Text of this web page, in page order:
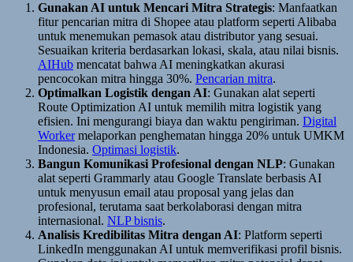
Gunakan AI untuk Mencari Mitra Strategis: Manfaatkan
fitur pencarian mitra di Shopee atau platform seperti Alibaba
untuk menemukan pemasok atau distributor yang sesuai.
Sesuaikan kriteria berdasarkan lokasi, skala, atau nilai bisnis.
AIHub mencatat bahwa AI meningkatkan akurasi
pencocokan mitra hingga 30%. Pencarian mitra.
Optimalkan Logistik dengan AI: Gunakan alat seperti
Route Optimization AI untuk memilih mitra logistik yang
efisien. Ini mengurangi biaya dan waktu pengiriman. Digital
Workermelaporkan penghematan hingga 20% untuk UMKM
Indonesia. Optimasi logistik.
Bangun Komunikasi Profesional dengan NLP: Gunakan
alat seperti Grammarly atau Google Translate berbasis AI
untuk menyusun email atau proposal yang jelas dan
profesional, terutama saat berkolaborasi dengan mitra
internasional. NLP bisnis.
Analisis Kredibilitas Mitra dengan AI: Platform seperti
LinkedIn menggunakan AI untuk memverifikasi profil bisnis.